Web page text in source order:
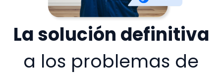
La solución definitiva
a los problemas de